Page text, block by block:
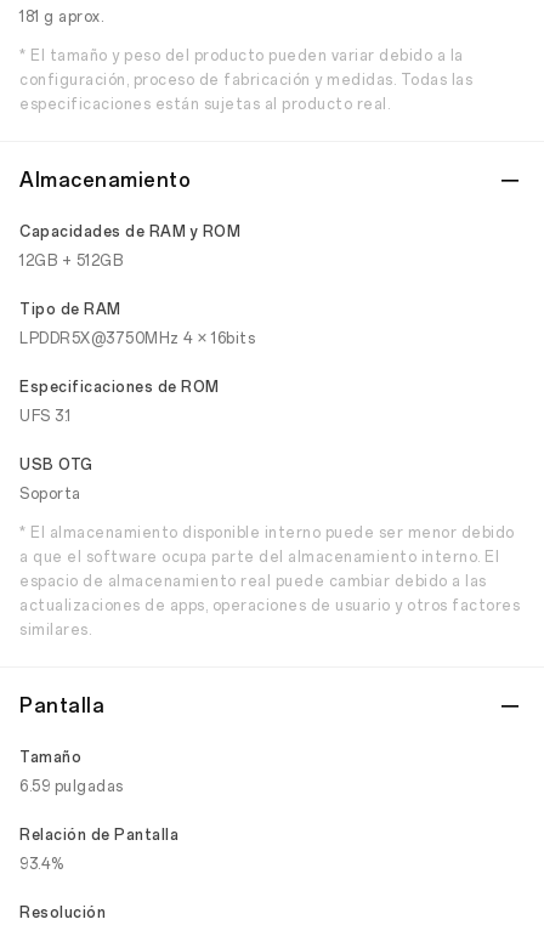
181 g aprox.
* El tamaño y peso del producto pueden variar debido a la
configuración, proceso de fabricación y medidas. Todas las
especificaciones están sujetas al producto real.
Almacenamiento
Capacidades de RAM y ROM
12GB + 512GB
Tipo de RAM
LPDDR5X@3750MHz 4 × 16bits
Especificaciones de ROM
UFS 3.1
USB OTG
Soporta
* El almacenamiento disponible interno puede ser menor debido
a que el software ocupa parte del almacenamiento interno. El
espacio de almacenamiento real puede cambiar debido a las
actualizaciones de apps, operaciones de usuario y otros factores
similares.
Pantalla
Tamaño
6.59 pulgadas
Relación de Pantalla
93.4%
Resolución